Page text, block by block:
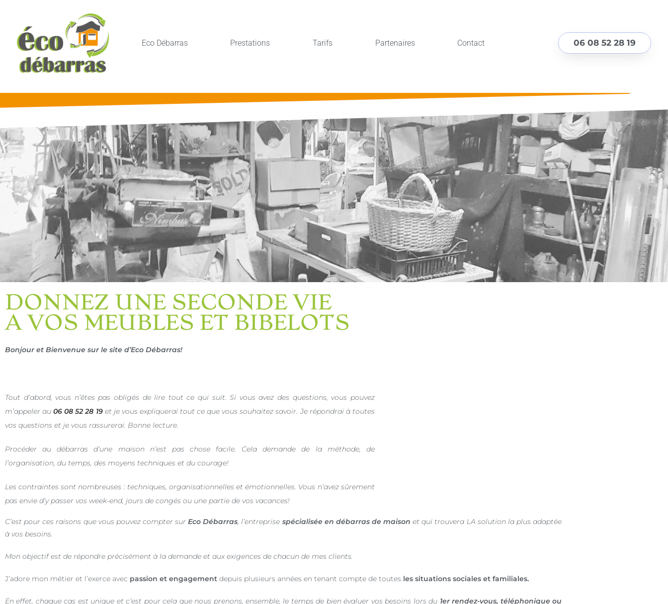
Eco Débarras Prestations Tarifs Partenaires Contact 06 08 52 28 19
DONNEZ UNE SECONDE VIE
A VOS MEUBLES ET BIBELOTS
Bonjour et Bienvenue sur le site d’Eco Débarras!
Tout d’abord, vous n’êtes pas obligés de lire tout ce qui suit. Si vous avez des questions, vous pouvez
m’appeler au 06 08 52 28 19et je vous expliquerai tout ce que vous souhaitez savoir. Je répondrai à toutes
vos questions et je vous rassurerai. Bonne lecture.
Procéder au débarras d’une maison n’est pas chose facile. Cela demande de la méthode, de
l’organisation, du temps, des moyens techniques et du courage!
Les contraintes sont nombreuses : techniques, organisationnelles et émotionnelles. Vous n’avez sûrement
pas envie d’y passer vos week-end, jours de congés ou une partie de vos vacances!
C’est pour ces raisons que vous pouvez compter surEco Débarras, l’entreprise spécialisée en débarras de maison et qui trouvera LA solution la plus adaptée
à vos besoins.
Mon objectif est de répondre précisément à la demande et aux exigences de chacun de mes clients.
J’adore mon métier et l’exerce avec passion et engagement depuis plusieurs années en tenant compte de toutes les situations sociales et familiales.
En effet, chaque cas est unique et c’est pour cela que nous prenons, ensemble, le temps de bien évaluer vos besoins lors du 1er rendez-vous, téléphonique ou